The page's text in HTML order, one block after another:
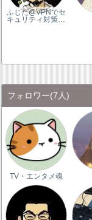
ふじた@VPNでセ
キュリティ対策…
フォロワー(7人)
TV・エンタメ魂